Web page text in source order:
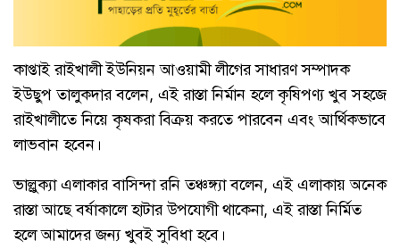
কাপ্তাই রাইখালী ইউনিয়ন আওয়ামী লীগের সাধারণ সম্পাদক
ইউছুপ তালুকদার বলেন, এই রাস্তা নির্মান হলে কৃষিপণ্য খুব সহজে
রাইখালীতে নিয়ে কৃষকরা বিক্রয় করতে পারবেন এবং আর্থিকভাবে
লাভবান হবেন।
ভাল্লুক্যা এলাকার বাসিন্দা রনি তঞ্চঙ্গ্যা বলেন, এই এলাকায় অনেক
রাস্তা আছে বর্ষাকালে হাটার উপযোগী থাকেনা, এই রাস্তা নির্মিত
হলে আমাদের জন্য খুবই সুবিধা হবে।